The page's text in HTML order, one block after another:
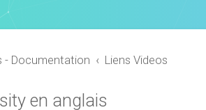
- Documentation Liens Videos
en anglais